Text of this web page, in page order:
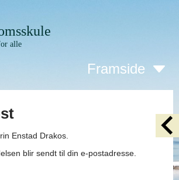
alle
Framside
Enstad Drakos.
blir sendt til din e-postadresse.